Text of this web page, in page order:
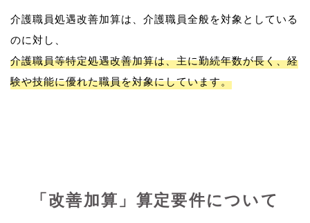
介護職員処遇改善加算は、介護職員全般を対象としている
介護職員等特定処遇改善加算は、主に勤続年数が長く、経
験や技能に優れた職員を対象にしています。
「改善加算」算定要件について